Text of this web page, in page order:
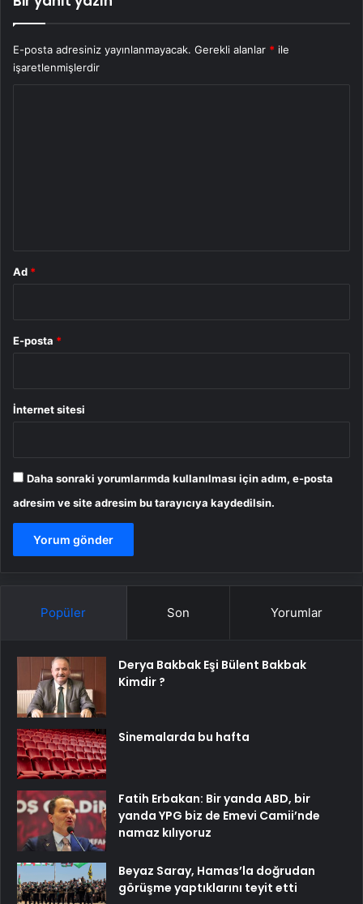
E-posta adresiniz yayınlanmayacak. Gerekli alanlar * ile
işaretlenmişlerdir
Ad *
E-posta *
İnternet sitesi
Daha sonraki yorumlarımda kullanılması için adım, e-posta
adresim ve site adresim bu tarayıcıya kaydedilsin.
Popüler Son Yorumlar
Derya Bakbak Eşi Bülent Bakbak
Kimdir ?
Sinemalarda bu hafta
Fatih Erbakan: Bir yanda ABD, bir
yanda YPG biz de Emevi Camii’nde
namaz kılıyoruz
Beyaz Saray, Hamas’la doğrudan
görüşme yaptıklarını teyit etti